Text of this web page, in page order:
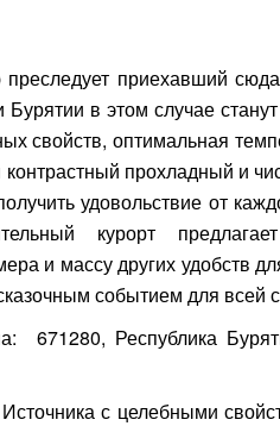
приехавший
в этом случае
свойств, оптимальная
прохладный и
удовольствие от
курорт
и массу других удобств
событием для всей
671280, Республика
с целебными